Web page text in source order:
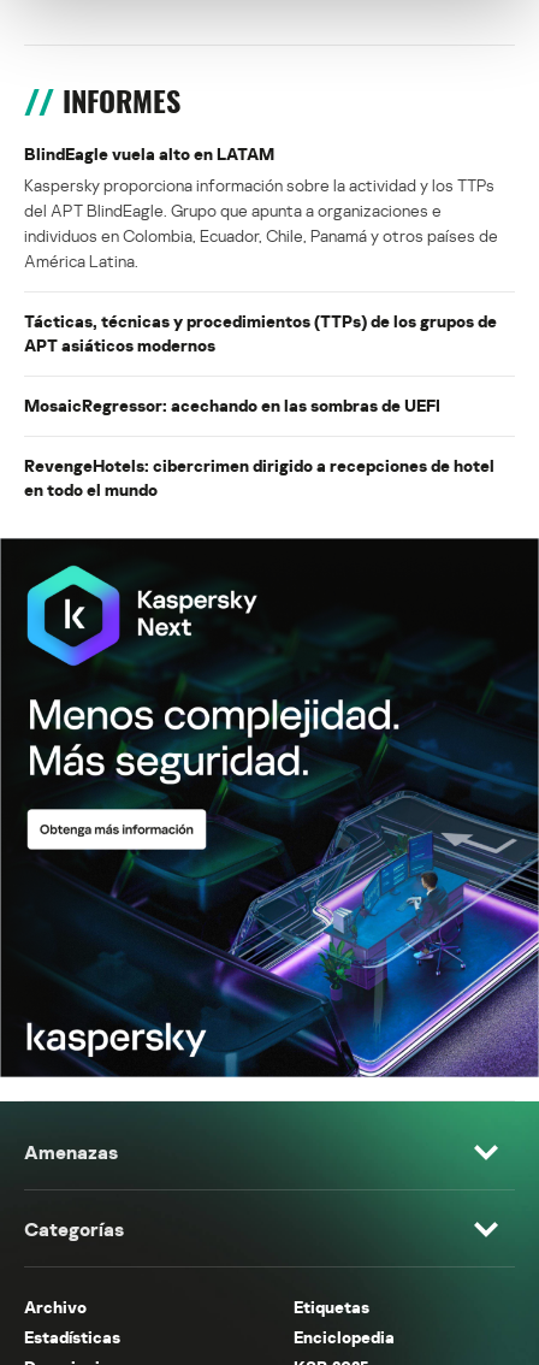
INFORMES
BlindEagle vuela alto en LATAM
Kaspersky proporciona información sobre la actividad y los TTPs
del APT BlindEagle. Grupo que apunta a organizaciones e
individuos en Colombia, Ecuador, Chile, Panamá y otros países de
América Latina.
Tácticas, técnicas y procedimientos (TTPs) de los grupos de
APT asiáticos modernos
MosaicRegressor: acechando en las sombras de UEFI
RevengeHotels: cibercrimen dirigido a recepciones de hotel
en todo el mundo
Amenazas
Categorías
Archivo
Etiquetas
Estadísticas
Enciclopedia